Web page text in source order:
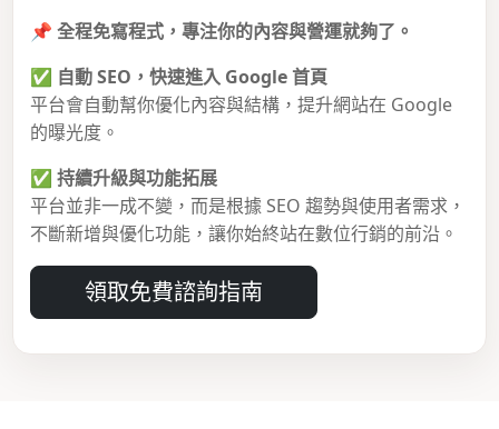
📌 全程免寫程式，專注你的內容與營運就夠了。
✅ 自動 SEO，快速進入 Google 首頁
平台會自動幫你優化內容與結構，提升網站在 Google
的曝光度。
✅ 持續升級與功能拓展
平台並非一成不變，而是根據 SEO 趨勢與使用者需求，
不斷新增與優化功能，讓你始終站在數位行銷的前沿。
領取免費諮詢指南